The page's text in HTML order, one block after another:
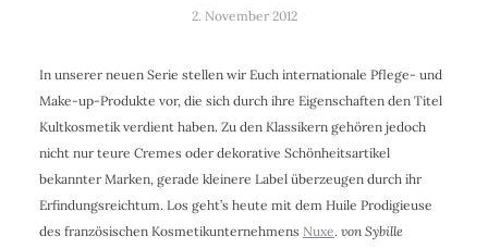
2. November 2012
In unserer neuen Serie stellen wir Euch internationale Pflege- und
Make-up-Produkte vor, die sich durch ihre Eigenschaften den Titel
Kultkosmetik verdient haben. Zu den Klassikern gehören jedoch
nicht nur teure Cremes oder dekorative Schönheitsartikel
bekannter Marken, gerade kleinere Label überzeugen durch ihr
Erfindungsreichtum. Los geht’s heute mit dem Huile Prodigieuse
des französischen Kosmetikunternehmens Nuxe. von Sybille